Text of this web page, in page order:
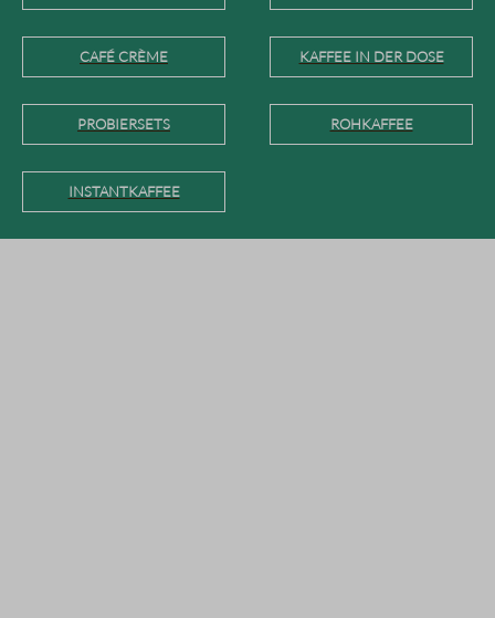
CAFÉ CRÈME KAFFEE IN DER DOSE
PROBIERSETS ROHKAFFEE
INSTANTKAFFEE